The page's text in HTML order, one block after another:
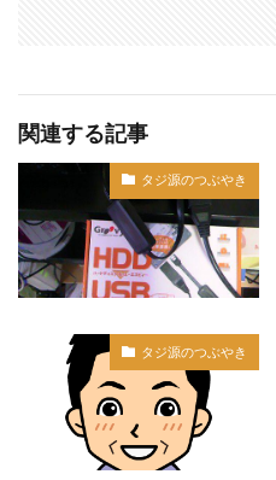
関連する記事
タジ源のつぶやき
タジ源のつぶやき